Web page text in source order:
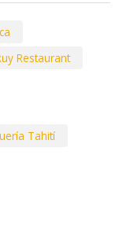
Restaurant
Tahití